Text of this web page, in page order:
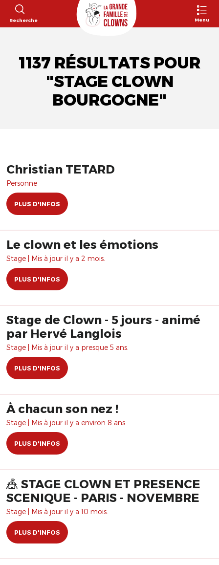
Recherche Menu
1137 RÉSULTATS POUR
"STAGE CLOWN
BOURGOGNE"
Christian TETARD
Personne
PLUS D'INFOS
Le clown et les émotions
Stage | Mis à jour il y a 2 mois.
PLUS D'INFOS
Stage de Clown - 5 jours - animé
par Hervé Langlois
Stage | Mis à jour il y a presque 5 ans.
PLUS D'INFOS
À chacun son nez !
Stage | Mis à jour il y a environ 8 ans.
PLUS D'INFOS
🎪 STAGE CLOWN ET PRESENCE
SCENIQUE - PARIS - NOVEMBRE
Stage | Mis à jour il y a 10 mois.
PLUS D'INFOS